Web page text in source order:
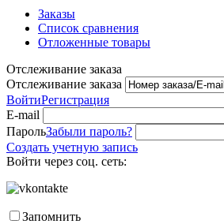
Заказы
Список сравнения
Отложенные товары
Отслеживание заказа
Отслеживание заказа
ВойтиРегистрация
E-mail
ПарольЗабыли пароль?
Создать учетную запись
Войти через соц. сеть:
Запомнить